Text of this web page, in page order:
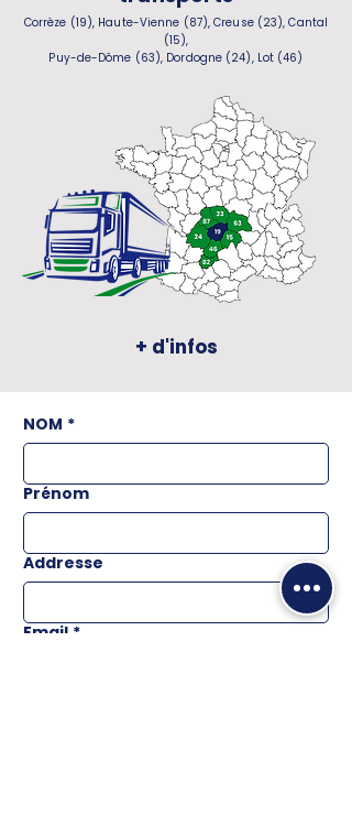
Corrèze (19), Haute-Vienne (87), Creuse (23), Cantal
(15),
Puy-de-Dôme (63), Dordogne (24), Lot (46)
+ d'infos
NOM *
Prénom
Addresse
Email *